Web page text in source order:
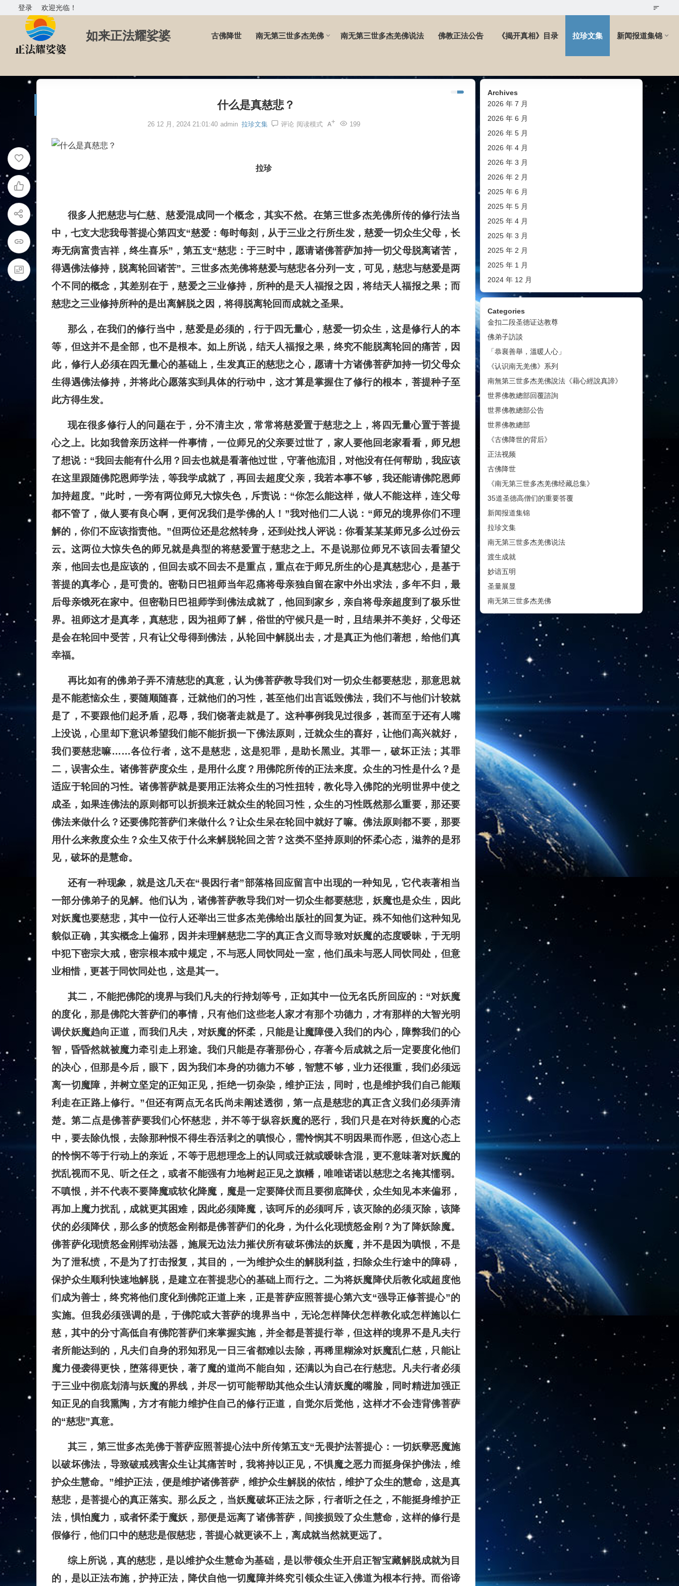
欢迎光临！
登录
如来正法耀娑婆 古佛降世 南无第三世多杰羌佛 南无第三世多杰羌佛说法 佛教正法公告 《揭开真相》目录 拉珍文集 新闻报道集锦
什么是真慈悲？
26 12 月, 2024 21:01:40 admin 拉珍文集 评论 199
阅读模式
拉珍
很多人把慈悲与仁慈、慈爱混成同一个概念，其实不然。在第三世多杰羌佛所传的修行法当
中，七支大悲我母菩提心第四支“慈爱：每时每刻，从于三业之行所生发，慈爱一切众生父母，长
寿无病富贵吉祥，终生喜乐”，第五支“慈悲：于三时中，愿请诸佛菩萨加持一切父母脱离诸苦，
得遇佛法修持，脱离轮回诸苦”。三世多杰羌佛将慈爱与慈悲各分列一支，可见，慈悲与慈爱是两
个不同的概念，其差别在于，慈爱之三业修持，所种的是天人福报之因，将结天人福报之果；而
慈悲之三业修持所种的是出离解脱之因，将得脱离轮回而成就之圣果。
那么，在我们的修行当中，慈爱是必须的，行于四无量心，慈爱一切众生，这是修行人的本
等，但这并不是全部，也不是根本。如上所说，结天人福报之果，终究不能脱离轮回的痛苦，因
此，修行人必须在四无量心的基础上，生发真正的慈悲之心，愿请十方诸佛菩萨加持一切父母众
生得遇佛法修持，并将此心愿落实到具体的行动中，这才算是掌握住了修行的根本，菩提种子至
此方得生发。
现在很多修行人的问题在于，分不清主次，常常将慈爱置于慈悲之上，将四无量心置于菩提
心之上。比如我曾亲历这样一件事情，一位师兄的父亲要过世了，家人要他回老家看看，师兄想
了想说：“我回去能有什么用？回去也就是看著他过世，守著他流泪，对他没有任何帮助，我应该
在这里跟随佛陀恩师学法，等我学成就了，再回去超度父亲，我若本事不够，我还能请佛陀恩师
加持超度。”此时，一旁有两位师兄大惊失色，斥责说：“你怎么能这样，做人不能这样，连父母
都不管了，做人要有良心啊，更何况我们是学佛的人！”我对他们二人说：“师兄的境界你们不理
解的，你们不应该指责他。”但两位还是忿然转身，还到处找人评说：你看某某某师兄多么过份云
云。这两位大惊失色的师兄就是典型的将慈爱置于慈悲之上。不是说那位师兄不该回去看望父
亲，他回去也是应该的，但回去或不回去不是重点，重点在于师兄所生的心是真慈悲心，是基于
菩提的真孝心，是可贵的。密勒日巴祖师当年忍痛将母亲独自留在家中外出求法，多年不归，最
后母亲饿死在家中。但密勒日巴祖师学到佛法成就了，他回到家乡，亲自将母亲超度到了极乐世
界。祖师这才是真孝，真慈悲，因为祖师了解，俗世的守候只是一时，且结果并不美好，父母还
是会在轮回中受苦，只有让父母得到佛法，从轮回中解脱出去，才是真正为他们著想，给他们真
幸福。
再比如有的佛弟子弄不清慈悲的真意，认为佛菩萨教导我们对一切众生都要慈悲，那意思就
是不能惹恼众生，要随顺随喜，迁就他们的习性，甚至他们出言诋毁佛法，我们不与他们计较就
是了，不要跟他们起矛盾，忍辱，我们饶著走就是了。这种事例我见过很多，甚而至于还有人嘴
上没说，心里却下意识希望我们能不能折损一下佛法原则，迁就众生的喜好，让他们高兴就好，
我们要慈悲嘛……各位行者，这不是慈悲，这是犯罪，是助长黑业。其罪一，破坏正法；其罪
二，误害众生。诸佛菩萨度众生，是用什么度？用佛陀所传的正法来度。众生的习性是什么？是
适应于轮回的习性。诸佛菩萨就是要用正法将众生的习性扭转，教化导入佛陀的光明世界中使之
成圣，如果连佛法的原则都可以折损来迁就众生的轮回习性，众生的习性既然那么重要，那还要
佛法来做什么？还要佛陀菩萨们来做什么？让众生呆在轮回中就好了嘛。佛法原则都不要，那要
用什么来救度众生？众生又依于什么来解脱轮回之苦？这类不坚持原则的怀柔心态，滋养的是邪
见，破坏的是慧命。
还有一种现象，就是这几天在“畏因行者”部落格回应留言中出现的一种知见，它代表著相当
一部分佛弟子的见解。他们认为，诸佛菩萨教导我们对一切众生都要慈悲，妖魔也是众生，因此
对妖魔也要慈悲，其中一位行人还举出三世多杰羌佛给出版社的回复为证。殊不知他们这种知见
貌似正确，其实概念上偏邪，因并未理解慈悲二字的真正含义而导致对妖魔的态度暧昧，于无明
中犯下密宗大戒，密宗根本戒中规定，不与恶人同饮同处一室，他们虽未与恶人同饮同处，但意
业相惜，更甚于同饮同处也，这是其一。
其二，不能把佛陀的境界与我们凡夫的行持划等号，正如其中一位无名氏所回应的：“对妖魔
的度化，那是佛陀大菩萨们的事情，只有他们这些老人家才有那个功德力，才有那样的大智光明
调伏妖魔趋向正道，而我们凡夫，对妖魔的怀柔，只能是让魔障侵入我们的内心，障弊我们的心
智，昏昏然就被魔力牵引走上邪途。我们只能是存著那份心，存著今后成就之后一定要度化他们
的决心，但那是今后，眼下，因为我们本身的功德力不够，智慧不够，业力还很重，我们必须远
离一切魔障，并树立坚定的正知正见，拒绝一切杂染，维护正法，同时，也是维护我们自己能顺
利走在正路上修行。”但还有两点无名氏尚未阐述透彻，第一点是慈悲的真正含义我们必须弄清
楚。第二点是佛菩萨要我们心怀慈悲，并不等于纵容妖魔的恶行，我们只是在对待妖魔的心态
中，要去除仇恨，去除那种恨不得生吞活剥之的嗔恨心，需怜悯其不明因果而作恶，但这心态上
的怜悯不等于行动上的亲近，不等于思想理念上的认同或迁就或暧昧含混，更不意味著对妖魔的
扰乱视而不见、听之任之，或者不能强有力地树起正见之旗幡，唯唯诺诺以慈悲之名掩其懦弱。
不嗔恨，并不代表不要降魔或软化降魔，魔是一定要降伏而且要彻底降伏，众生知见本来偏邪，
再加上魔力扰乱，成就更其困难，因此必须降魔，该呵斥的必须呵斥，该灭除的必须灭除，该降
伏的必须降伏，那么多的愤怒金刚都是佛菩萨们的化身，为什么化现愤怒金刚？为了降妖除魔。
佛菩萨化现愤怒金刚挥动法器，施展无边法力摧伏所有破坏佛法的妖魔，并不是因为嗔恨，不是
为了泄私愤，不是为了打击报复，其目的，一为维护众生的解脱利益，扫除众生行途中的障碍，
保护众生顺利快速地解脱，是建立在菩提悲心的基础上而行之。二为将妖魔降伏后教化或超度他
们成为善士，终究将他们度化到佛陀正道上来，正是菩萨应照菩提心第六支“强导正修菩提心”的
实施。但我必须强调的是，于佛陀或大菩萨的境界当中，无论怎样降伏怎样教化或怎样施以仁
慈，其中的分寸高低自有佛陀菩萨们来掌握实施，并全都是菩提行举，但这样的境界不是凡夫行
者所能达到的，凡夫们自身的邪知邪见一日三省都难以去除，再稀里糊涂对妖魔乱仁慈，只能让
魔力侵袭得更快，堕落得更快，著了魔的道尚不能自知，还满以为自己在行慈悲。凡夫行者必须
于三业中彻底划清与妖魔的界线，并尽一切可能帮助其他众生认清妖魔的嘴脸，同时精进加强正
知正见的自我熏陶，方才有能力维护住自己的修行正道，自觉尔后觉他，这样才不会违背佛菩萨
的“慈悲”真意。
其三，第三世多杰羌佛于菩萨应照菩提心法中所传第五支“无畏护法菩提心：一切妖孽恶魔施
以破坏佛法，导致破戒残害众生让其痛苦时，我将持以正见，不惧魔之恶力而挺身保护佛法，维
护众生慧命。”维护正法，便是维护诸佛菩萨，维护众生解脱的依怙，维护了众生的慧命，这是真
慈悲，是菩提心的真正落实。那么反之，当妖魔破坏正法之际，行者听之任之，不能挺身维护正
法，惧怕魔力，或者怀柔于魔妖，那便是远离了诸佛菩萨，间接损毁了众生慧命，这样的修行是
假修行，他们口中的慈悲是假慈悲，菩提心就更谈不上，离成就当然就更远了。
综上所说，真的慈悲，是以维护众生慧命为基础，是以带领众生开启正智宝藏解脱成就为目
的，是以正法布施，护持正法，降伏自他一切魔障并终究引领众生证入佛道为根本行持。而俗谛
Archives
2026 年 7 月
2026 年 6 月
2026 年 5 月
2026 年 4 月
2026 年 3 月
2026 年 2 月
2025 年 6 月
2025 年 5 月
2025 年 4 月
2025 年 3 月
2025 年 2 月
2025 年 1 月
2024 年 12 月
Categories
金扣二段圣德证达教尊
佛弟子訪談
「恭襄善舉，溫暖人心」
《认识南无羌佛》系列
南無第三世多杰羌佛說法《藉心經說真諦》
世界佛教總部回覆諮詢
世界佛教總部公告
世界佛教總部
《古佛降世的背后》
正法视频
古佛降世
《南无第三世多杰羌佛经藏总集》
35道圣德高僧们的重要答覆
新闻报道集锦
拉珍文集
南无第三世多杰羌佛说法
渡生成就
妙谙五明
圣量展显
南无第三世多杰羌佛